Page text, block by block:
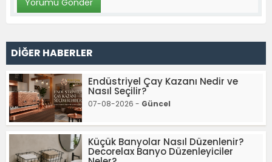
DİĞER HABERLER
Endüstriyel Çay Kazanı Nedir ve
Nasıl Seçilir?
07-08-2026 - Güncel
Küçük Banyolar Nasıl Düzenlenir?
Decorelax Banyo Düzenleyiciler